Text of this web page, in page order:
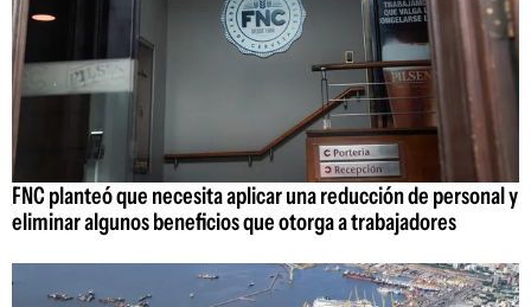
FNC planteó que necesita aplicar una reducción de personal y
eliminar algunos beneficios que otorga a trabajadores